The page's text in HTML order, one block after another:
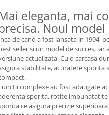
si sisteme
de studio
- USB DAW
de studio
Mai eleganta, mai
precisa. Noul
de cand a fost lansata in 1994,
seller si un model de succes,
actualizata. Cu o carcasa
stabilitate, acuratete
complexe au fost adaugate
sporita, rotite imbunatatite
ce asigura precizie